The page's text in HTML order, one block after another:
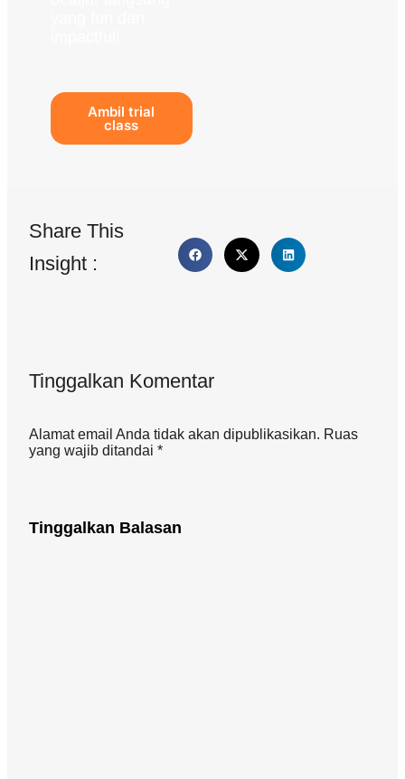
Ambil trial
class
Share This
Insight :
Tinggalkan Komentar
Alamat email Anda tidak akan dipublikasikan. Ruas
yang wajib ditandai *
Tinggalkan Balasan